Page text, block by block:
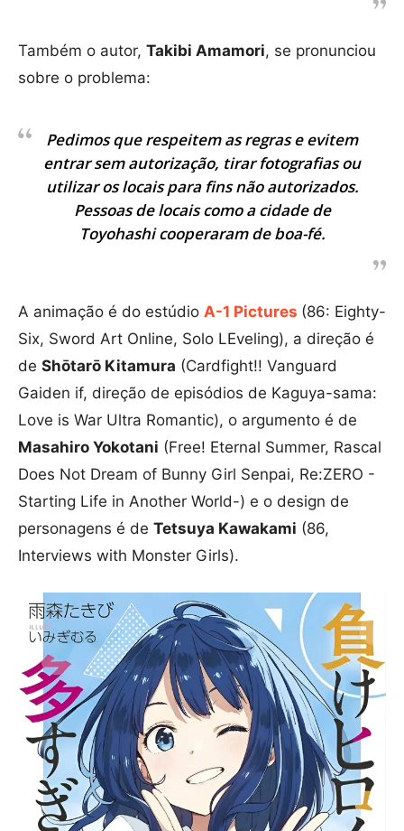
Também o autor, Takibi Amamori, se pronunciou
sobre o problema:
Pedimos que respeitem as regras e evitem
entrar sem autorização, tirar fotografias ou
utilizar os locais para fins não autorizados.
Pessoas de locais como a cidade de
Toyohashi cooperaram de boa-fé.
A animação é do estúdio A-1 Pictures (86: Eighty-
Six, Sword Art Online, Solo LEveling), a direção é
de Shōtarō Kitamura (Cardfight!! Vanguard
Gaiden if, direção de episódios de Kaguya-sama:
Love is War Ultra Romantic), o argumento é de
Masahiro Yokotani (Free! Eternal Summer, Rascal
Does Not Dream of Bunny Girl Senpai, Re:ZERO -
Starting Life in Another World-) e o design de
personagens é de Tetsuya Kawakami (86,
Interviews with Monster Girls).